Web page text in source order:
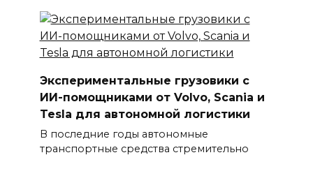
Экспериментальные грузовики с
ИИ-помощниками от Volvo, Scania и
Tesla для автономной логистики
В последние годы автономные
транспортные средства стремительно